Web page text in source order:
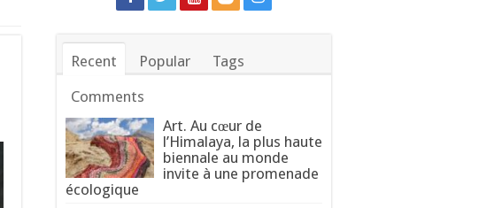
Recent Popular
Tags
Comments
Art. Au cœur de
l’Himalaya, la plus haute
biennale au monde
invite à une promenade
écologique